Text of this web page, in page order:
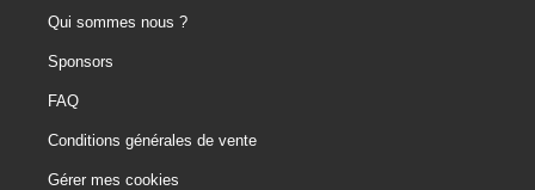
Qui sommes nous ?
Sponsors
FAQ
Conditions générales de vente
Gérer mes cookies